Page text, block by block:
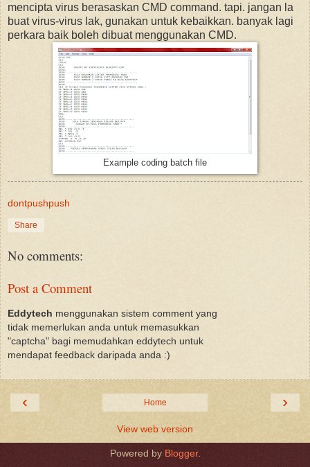
mencipta virus berasaskan CMD command. tapi. jangan la
buat virus-virus lak, gunakan untuk kebaikkan. banyak lagi
perkara baik boleh dibuat menggunakan CMD.
Example coding batch file
dontpushpush
Share
No comments:
Post a Comment
Eddytech menggunakan sistem comment yang
tidak memerlukan anda untuk memasukkan
"captcha" bagi memudahkan eddytech untuk
mendapat feedback daripada anda :)
‹ ›
Home
View web version
Powered by Blogger.